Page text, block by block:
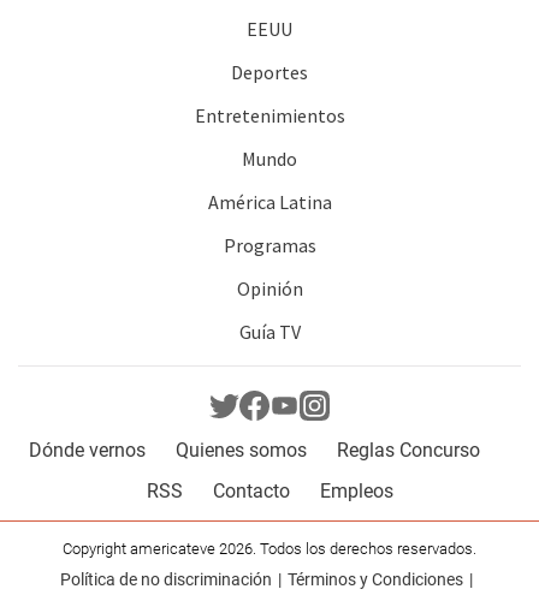
EEUU
Deportes
Entretenimientos
Mundo
América Latina
Programas
Opinión
Guía TV
Dónde vernos Quienes somos
Reglas Concurso
RSS
Contacto Empleos
Copyright americateve 2026. Todos los derechos reservados.
Política de no discriminación Términos y Condiciones